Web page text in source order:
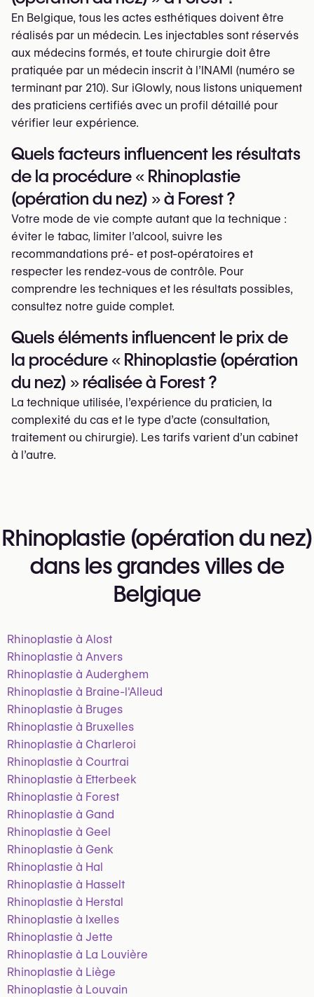
En Belgique, tous les actes esthétiques doivent être
réalisés par un médecin. Les injectables sont réservés
aux médecins formés, et toute chirurgie doit être
pratiquée par un médecin inscrit à l’INAMI (numéro se
terminant par 210). Sur iGlowly, nous listons uniquement
des praticiens certifiés avec un profil détaillé pour
vérifier leur expérience.
Quels facteurs influencent les résultats
de la procédure « Rhinoplastie
(opération du nez) » à Forest ?
Votre mode de vie compte autant que la technique :
éviter le tabac, limiter l’alcool, suivre les
recommandations pré- et post-opératoires et
respecter les rendez-vous de contrôle. Pour
comprendre les techniques et les résultats possibles,
consultez notre guide complet.
Quels éléments influencent le prix de
la procédure « Rhinoplastie (opération
du nez) » réalisée à Forest ?
La technique utilisée, l’expérience du praticien, la
complexité du cas et le type d’acte (consultation,
traitement ou chirurgie). Les tarifs varient d’un cabinet
à l’autre.
Rhinoplastie (opération du nez)
dans les grandes villes de
Belgique
Rhinoplastie à Alost
Rhinoplastie à Anvers
Rhinoplastie à Auderghem
Rhinoplastie à Braine-l'Alleud
Rhinoplastie à Bruges
Rhinoplastie à Bruxelles
Rhinoplastie à Charleroi
Rhinoplastie à Courtrai
Rhinoplastie à Etterbeek
Rhinoplastie à Forest
Rhinoplastie à Gand
Rhinoplastie à Geel
Rhinoplastie à Genk
Rhinoplastie à Hal
Rhinoplastie à Hasselt
Rhinoplastie à Herstal
Rhinoplastie à Ixelles
Rhinoplastie à Jette
Rhinoplastie à La Louvière
Rhinoplastie à Liège
Rhinoplastie à Louvain